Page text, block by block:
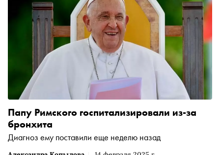
Папу Римского госпитализировали из-за
бронхита
Диагноз ему поставили еще неделю назад